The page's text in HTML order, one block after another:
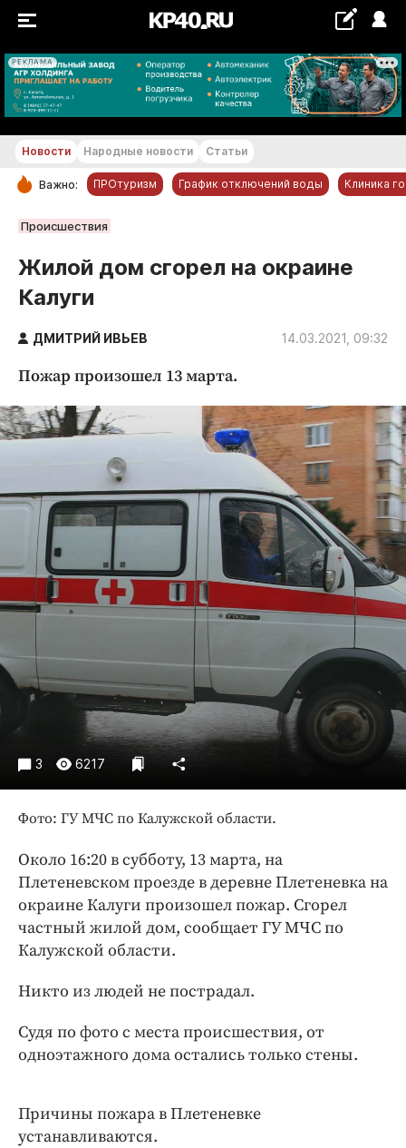
РЕКЛАМА
+18...+19 °С
РУБРИКИ
Обнинск
Новости компаний
Статьи
Народные новости
Благоустройство
Криминал
Недвижимость и ЖКХ
Образование
Общество
Погода
Праздники
Происшествия
Экономика и бизнес
ПРОЕКТЫ
Блоги
Издания
Медиаперсона
Интересное чтиво
Бренд года
Работодатель года
Новости Народные новости Статьи
Важно: ПРОтуризм График отключений воды Клиника
Происшествия
Жилой дом сгорел на окраине
Калуги
ДМИТРИЙ ИВЬЕВ 14.03.2021, 09:32
Пожар произошел 13 марта.
3 6217
Фото: ГУ МЧС по Калужской области.
Около 16:20 в субботу, 13 марта, на
Плетеневском проезде в деревне Плетеневка на
окраине Калуги произошел пожар. Сгорел
частный жилой дом, сообщает ГУ МЧС по
Калужской области.
Никто из людей не пострадал.
Судя по фото с места происшествия, от
одноэтажного дома остались только стены.
Причины пожара в Плетеневке
устанавливаются.